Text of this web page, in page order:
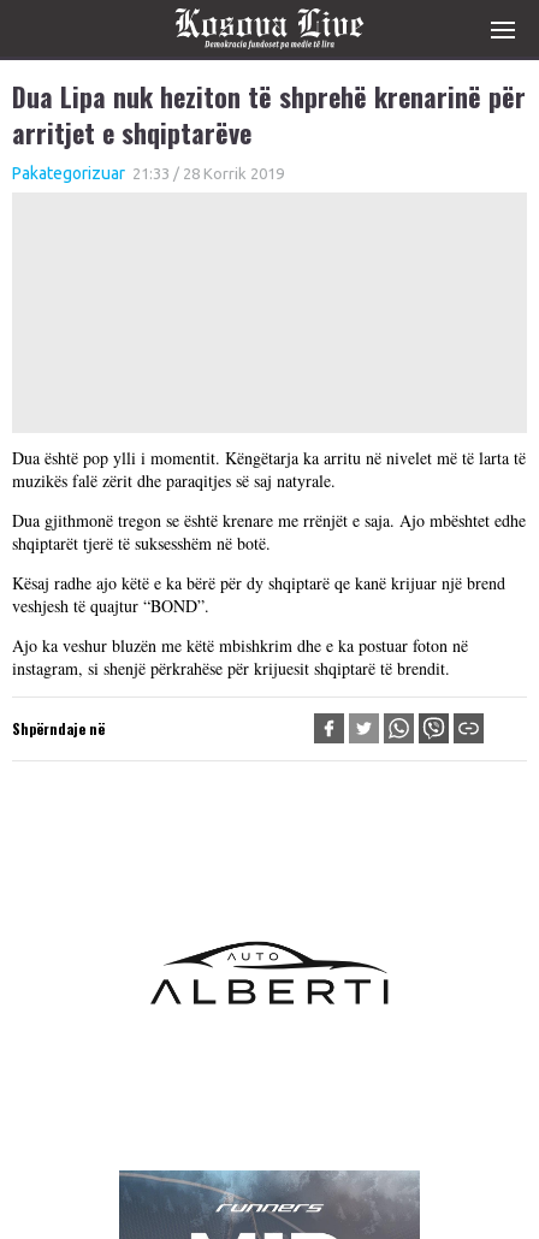
Dua Lipa nuk heziton të shprehë krenarinë për
arritjet e shqiptarëve
Pakategorizuar 21:33 / 28 Korrik 2019
Dua është pop ylli i momentit. Këngëtarja ka arritu në nivelet më të larta të
muzikës falë zërit dhe paraqitjes së saj natyrale.
Dua gjithmonë tregon se është krenare me rrënjët e saja. Ajo mbështet edhe
shqiptarët tjerë të suksesshëm në botë.
Kësaj radhe ajo këtë e ka bërë për dy shqiptarë qe kanë krijuar një brend
veshjesh të quajtur “BOND”.
Ajo ka veshur bluzën me këtë mbishkrim dhe e ka postuar foton në
instagram, si shenjë përkrahëse për krijuesit shqiptarë të brendit.
Shpërndaje në